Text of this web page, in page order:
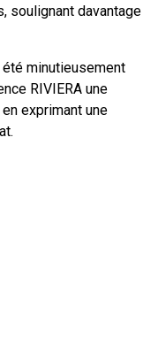
soulignant davantage
minutieusement
RIVIERA une
exprimant une